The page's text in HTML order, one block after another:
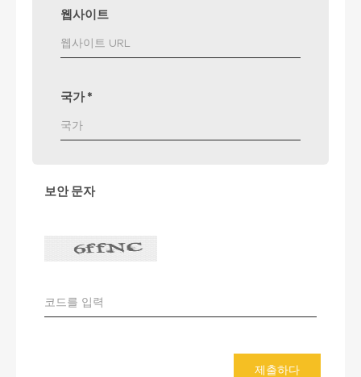
웹사이트
국가 *
보안 문자
제출하다